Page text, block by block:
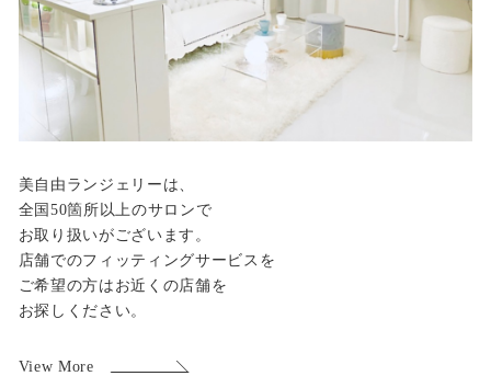
美自由ランジェリーは、
全国50箇所以上のサロンで
お取り扱いがございます。
店舗でのフィッティングサービスを
ご希望の方はお近くの店舗を
お探しください。
View More